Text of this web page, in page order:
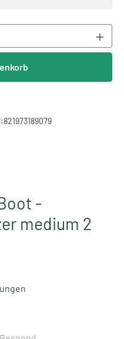
gewünschten
821973189079
-
medium 2